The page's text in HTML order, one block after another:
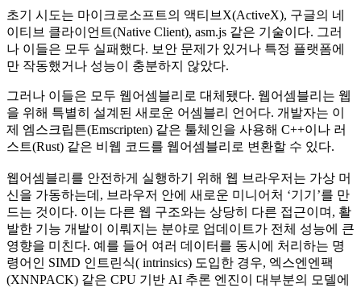
초기 시도는 마이크로소프트의 액티브X(ActiveX), 구글의 네
이티브 클라이언트(Native Client), asm.js 같은 기술이다. 그러
나 이들은 모두 실패했다. 보안 문제가 있거나 특정 플랫폼에
만 작동했거나 성능이 충분하지 않았다.
그러나 이들은 모두 웹어셈블리로 대체됐다. 웹어셈블리는 웹
을 위해 특별히 설계된 새로운 어셈블리 언어다. 개발자는 이
제 엠스크립튼(Emscripten) 같은 툴체인을 사용해 C++이나 러
스트(Rust) 같은 비웹 코드를 웹어셈블리로 변환할 수 있다.
웹어셈블리를 안전하게 실행하기 위해 웹 브라우저는 가상 머
신을 가동하는데, 브라우저 안에 새로운 미니어처 ‘기기’를 만
드는 것이다. 이는 다른 웹 구조와는 상당히 다른 접근이며, 활
발한 기능 개발이 이뤄지는 분야로 업데이트가 전체 성능에 큰
영향을 미친다. 예를 들어 여러 데이터를 동시에 처리하는 명
령어인 SIMD 인트린식( intrinsics) 도입한 경우, 엑스엔엔팩
(XNNPACK) 같은 CPU 기반 AI 추론 엔진이 대부분의 모델에